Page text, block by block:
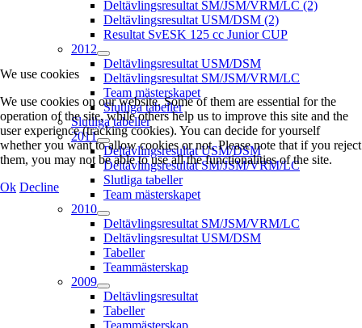
Deltävlingsresultat SM/JSM/VRM/LC (2)
Deltävlingsresultat USM/DSM (2)
Resultat SvESK 125 cc Junior CUP
2012
Deltävlingsresultat USM/DSM
Deltävlingsresultat SM/JSM/VRM/LC
Team mästerskapet
Slutliga tabeller
Slutliga tabeller
2011
Deltävlingsresultat USM/DSM
Deltävlingsresultat SM/JSM/VRM/LC
Slutliga tabeller
Team mästerskapet
2010
Deltävlingsresultat SM/JSM/VRM/LC
Deltävlingsresultat USM/DSM
Tabeller
Teammästerskap
2009
Deltävlingsresultat
Tabeller
Teammästerskap
We use cookies
We use cookies on our website. Some of them are essential for the
operation of the site, while others help us to improve this site and the
user experience (tracking cookies). You can decide for yourself
whether you want to allow cookies or not. Please note that if you reject
them, you may not be able to use all the functionalities of the site.
Ok Decline